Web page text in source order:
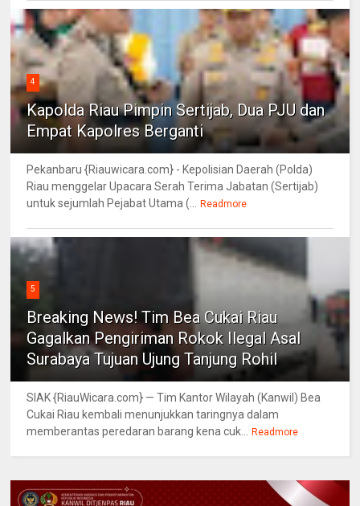
4
Kapolda Riau Pimpin Sertijab, Dua PJU dan
Empat Kapolres Berganti
Pekanbaru {Riauwicara.com} - Kepolisian Daerah (Polda)
Riau menggelar Upacara Serah Terima Jabatan (Sertijab)
untuk sejumlah Pejabat Utama (...
Readmore
5
Breaking News! Tim Bea Cukai Riau
Gagalkan Pengiriman Rokok Ilegal Asal
Surabaya Tujuan Ujung Tanjung Rohil
SIAK {RiauWicara.com} — Tim Kantor Wilayah (Kanwil) Bea
Cukai Riau kembali menunjukkan taringnya dalam
memberantas peredaran barang kena cuk...
Readmore